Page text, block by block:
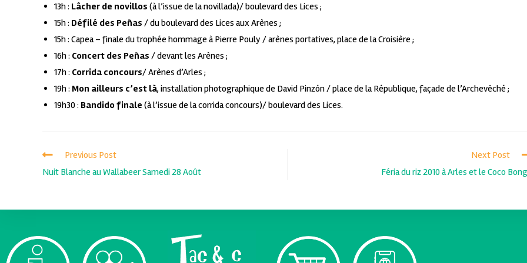
13h : Lâcher de novillos (à l’issue de la novillada)/ boulevard des Lices ;
15h : Défilé des Peñas / du boulevard des Lices aux Arènes ;
15h : Capea – finale du trophée hommage à Pierre Pouly / arènes portatives, place de la Croisière ;
16h : Concert des Peñas / devant les Arènes ;
17h : Corrida concours/ Arènes d’Arles ;
19h : Mon ailleurs c’est là, installation photographique de David Pinzón / place de la République, façade de l’Archevêché ;
19h30 : Bandidofinale (à l’issue de la corrida concours)/ boulevard des Lices.
Previous Post
Nuit Blanche au Wallabeer Samedi 28 Août
Next Post
Féria du riz 2010 à Arles et le Coco